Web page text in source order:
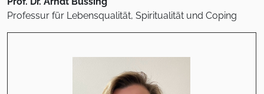
Professur für Lebensqualität, Spiritualität und Coping